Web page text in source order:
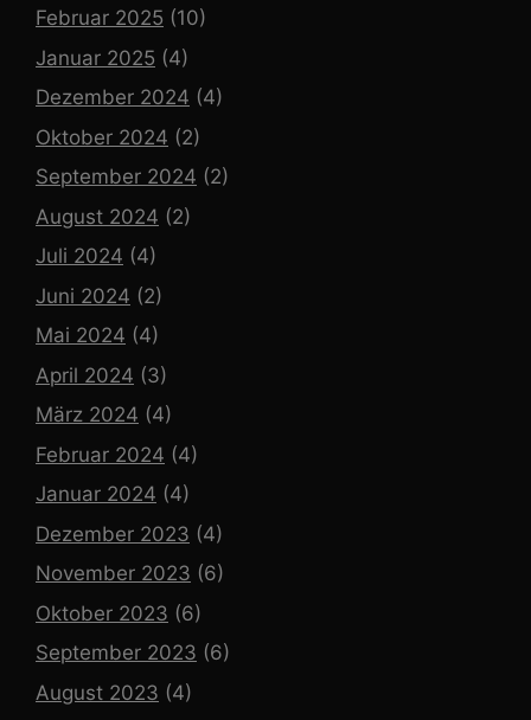
Februar 2025 (10)
Januar 2025 (4)
Dezember 2024 (4)
Oktober 2024 (2)
September 2024 (2)
August 2024 (2)
Juli 2024 (4)
Juni 2024 (2)
Mai 2024 (4)
April 2024 (3)
März 2024 (4)
Februar 2024 (4)
Januar 2024 (4)
Dezember 2023 (4)
November 2023 (6)
Oktober 2023 (6)
September 2023 (6)
August 2023 (4)